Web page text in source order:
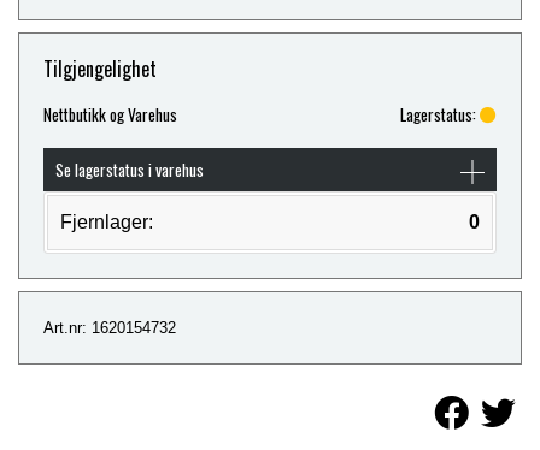
Tilgjengelighet
Nettbutikk og Varehus Lagerstatus:
Se lagerstatus i varehus
Fjernlager: 0
Art.nr: 1620154732